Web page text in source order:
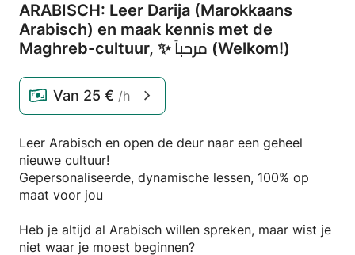
ARABISCH: Leer Darija (Marokkaans
Arabisch) en maak kennis met de
Maghreb-cultuur,
✨ مرحباً (Welkom!)
Van 25 € /h
Leer Arabisch en open de deur naar een geheel
nieuwe cultuur!
Gepersonaliseerde, dynamische lessen, 100% op
maat voor jou
Heb je altijd al Arabisch willen spreken, maar wist je
niet waar je moest beginnen?